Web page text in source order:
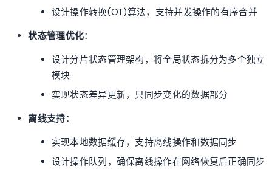
设计操作转换(OT)算法，支持并发操作的有序合并
状态管理优化：
设计分片状态管理架构，将全局状态拆分为多个独立
模块
实现状态差异更新，只同步变化的数据部分
离线支持：
实现本地数据缓存，支持离线操作和数据同步
设计操作队列，确保离线操作在网络恢复后正确同步